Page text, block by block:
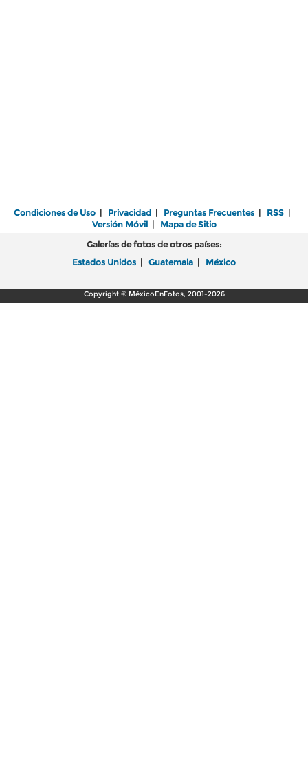
Condiciones de Uso | Privacidad | Preguntas Frecuentes | RSS |
Versión Móvil| Mapa de Sitio
Galerías de fotos de otros países:
Estados Unidos | Guatemala | México
Copyright © MéxicoEnFotos, 2001-2026